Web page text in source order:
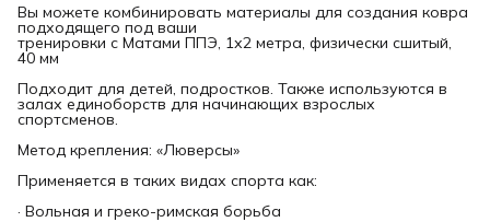
Вы можете комбинировать материалы для создания ковра
подходящего под ваши
тренировки с Матами ППЭ, 1х2 метра, физически сшитый,
40 мм
Подходит для детей, подростков. Также используются в
залах единоборств для начинающих взрослых
спортсменов.
Метод крепления: «Люверсы»
Применяется в таких видах спорта как:
· Вольная и греко-римская борьба